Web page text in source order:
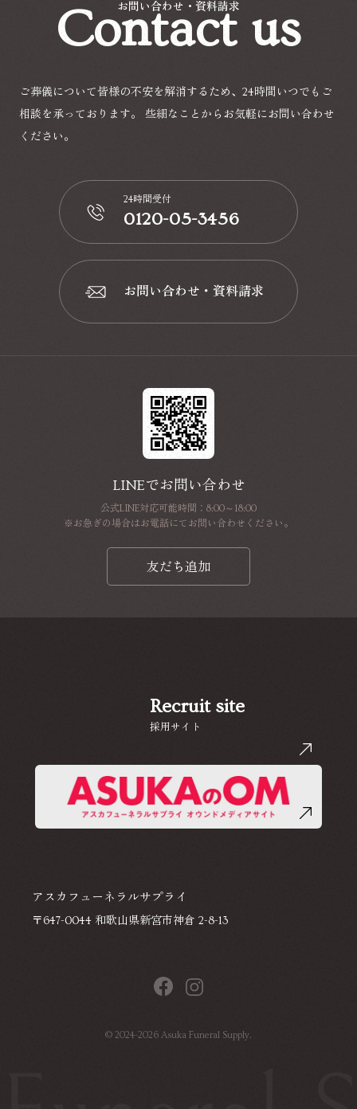
お問い合わせ・資料請求
Contact us
ご葬儀について皆様の不安を解消するため、24時間いつでもご
相談を承っております。
些細なことからお気軽にお問い合わせ
ください。
📞
24時間受付
0120-05-3456
📩
お問い合わせ・資料請求
LINEでお問い合わせ
公式LINE対応可能時間：8:00～18:00
※お急ぎの場合はお電話にてお問い合わせください。
友だち追加
アスカフューネラルサプライ
〒647-0044 和歌山県新宮市神倉 2-8-13
© 2024-2026Asuka Funeral Supply.
採用サイト
Recruit site